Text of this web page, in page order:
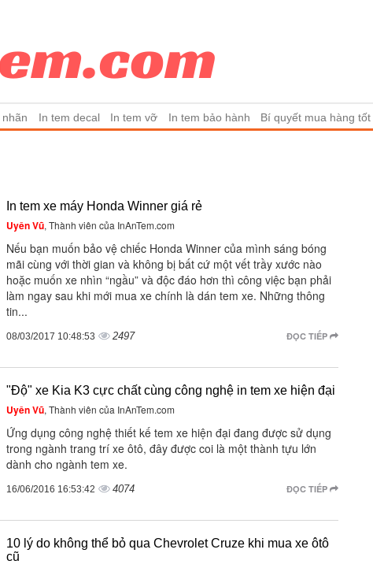
In tem decal In tem vỡ In tem bảo hành Bí quyết mua hàng tốt
In tem xe máy Honda Winner giá rẻ
Uyên Vũ, Thành viên của InAnTem.com
Nếu bạn muốn bảo vệ chiếc Honda Winner của mình sáng bóng
mãi cùng với thời gian và không bị bất cứ một vết trầy xước nào
hoặc muốn xe nhìn “ngầu” và độc đáo hơn thì công việc bạn phải
làm ngay sau khi mới mua xe chính là dán tem xe. Những thông
tin...
ĐỌC TIẾP
08/03/2017 10:48:53 2497
"Độ" xe Kia K3 cực chất cùng công nghệ in tem xe hiện đại
Uyên Vũ, Thành viên của InAnTem.com
Ứng dụng công nghệ thiết kế tem xe hiện đại đang được sử dụng
trong ngành trang trí xe ôtô, đây được coi là một thành tựu lớn
dành cho ngành tem xe.
ĐỌC TIẾP
16/06/2016 16:53:42 4074
10 lý do không thể bỏ qua Chevrolet Cruze khi mua xe ôtô
cũ